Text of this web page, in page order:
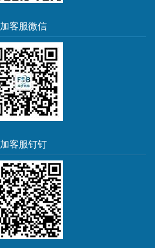
加客服微信
加客服钉钉